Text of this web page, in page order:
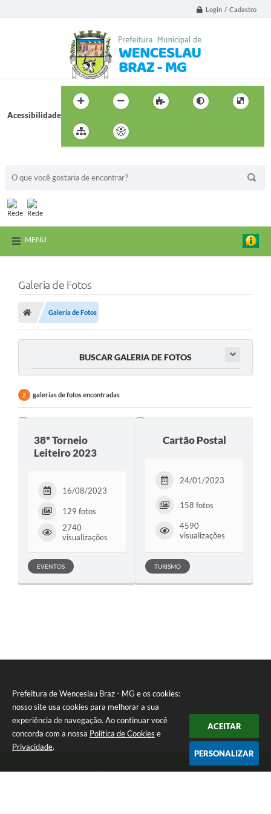
Prefeitura de Wenceslau Braz - MG e os cookies:
nosso site usa cookies para melhorar a sua
experiência de navegação. Ao continuar você
concorda com a nossa Política de Cookies e
Privacidade.
ACEITAR
PERSONALIZAR
Login / Cadastro
Acessibilidade
MENU
Galeria de Fotos
Galeria de Fotos
BUSCAR GALERIA DE FOTOS
2 galerias de fotos encontradas
38º Torneio
Leiteiro 2023
16/08/2023
129 fotos
2740
visualizações
EVENTOS
Cartão Postal
24/01/2023
158 fotos
4590
visualizações
TURISMO
Telefone: (35) 99971-1768